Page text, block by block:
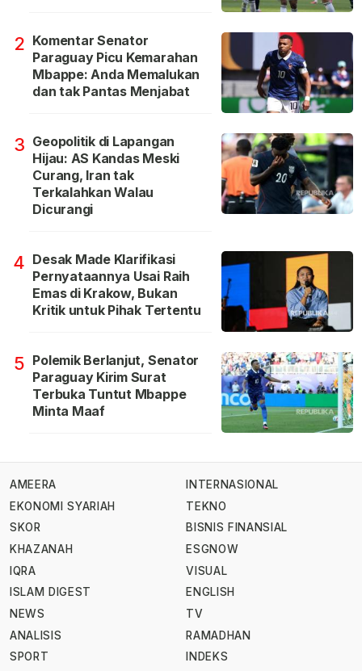
2 Komentar Senator
Paraguay Picu Kemarahan
Mbappe: Anda Memalukan
dan tak Pantas Menjabat
3 Geopolitik di Lapangan
Hijau: AS Kandas Meski
Curang, Iran tak
Terkalahkan Walau
Dicurangi
4 Desak Made Klarifikasi
Pernyataannya Usai Raih
Emas di Krakow, Bukan
Kritik untuk Pihak Tertentu
5 Polemik Berlanjut, Senator
Paraguay Kirim Surat
Terbuka Tuntut Mbappe
Minta Maaf
AMEERA
EKONOMI SYARIAH
SKOR
KHAZANAH
IQRA
ISLAM DIGEST
NEWS
ANALISIS
SPORT
INTERNASIONAL
TEKNO
BISNIS FINANSIAL
ESGNOW
VISUAL
ENGLISH
TV
RAMADHAN
INDEKS